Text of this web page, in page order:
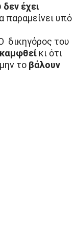
δεν έχει
παραμείνει υπό
δικηγόρος του
κι ότι
το βάλουν